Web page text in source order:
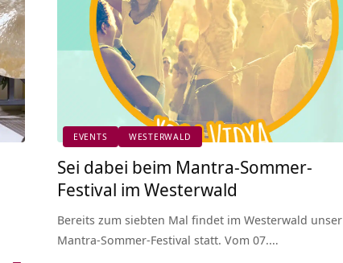
EVENTS WESTERWALD
Sei dabei beim Mantra-Sommer-
Festival im Westerwald
Bereits zum siebten Mal findet im Westerwald unser
Mantra-Sommer-Festival statt. Vom 07.…